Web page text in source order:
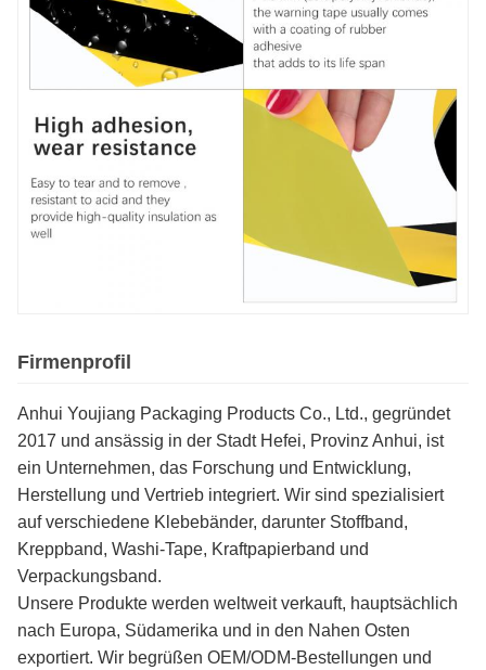
Firmenprofil
Anhui Youjiang Packaging Products Co., Ltd., gegründet
2017 und ansässig in der Stadt Hefei, Provinz Anhui, ist
ein Unternehmen, das Forschung und Entwicklung,
Herstellung und Vertrieb integriert. Wir sind spezialisiert
auf verschiedene Klebebänder, darunter Stoffband,
Kreppband, Washi-Tape, Kraftpapierband und
Verpackungsband.
Unsere Produkte werden weltweit verkauft, hauptsächlich
nach Europa, Südamerika und in den Nahen Osten
exportiert. Wir begrüßen OEM/ODM-Bestellungen und